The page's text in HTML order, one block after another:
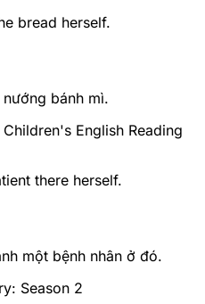
bread herself.
bánh mì.
English Reading
there herself.
một bệnh nhân ở đó.
Season 2